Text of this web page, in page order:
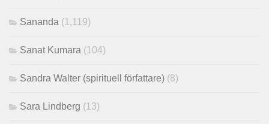
Sananda (1,119)
Sanat Kumara (104)
Sandra Walter (spirituell författare) (8)
Sara Lindberg (13)